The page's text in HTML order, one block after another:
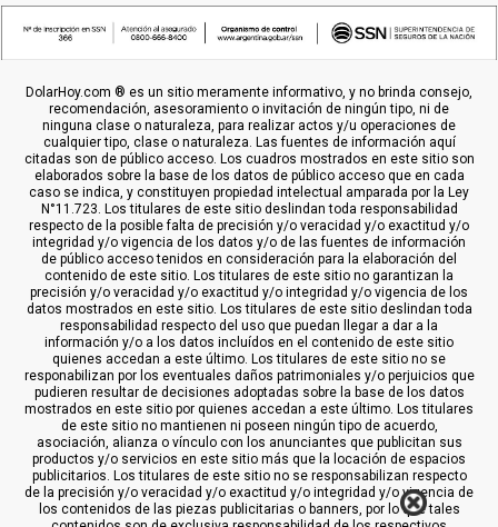
DolarHoy.com ® es un sitio meramente informativo, y no brinda consejo,
recomendación, asesoramiento o invitación de ningún tipo, ni de
ninguna clase o naturaleza, para realizar actos y/u operaciones de
cualquier tipo, clase o naturaleza. Las fuentes de información aquí
citadas son de público acceso. Los cuadros mostrados en este sitio son
elaborados sobre la base de los datos de público acceso que en cada
caso se indica, y constituyen propiedad intelectual amparada por la Ley
N°11.723. Los titulares de este sitio deslindan toda responsabilidad
respecto de la posible falta de precisión y/o veracidad y/o exactitud y/o
integridad y/o vigencia de los datos y/o de las fuentes de información
de público acceso tenidos en consideración para la elaboración del
contenido de este sitio. Los titulares de este sitio no garantizan la
precisión y/o veracidad y/o exactitud y/o integridad y/o vigencia de los
datos mostrados en este sitio. Los titulares de este sitio deslindan toda
responsabilidad respecto del uso que puedan llegar a dar a la
información y/o a los datos incluídos en el contenido de este sitio
quienes accedan a este último. Los titulares de este sitio no se
responabilizan por los eventuales daños patrimoniales y/o perjuicios que
pudieren resultar de decisiones adoptadas sobre la base de los datos
mostrados en este sitio por quienes accedan a este último. Los titulares
de este sitio no mantienen ni poseen ningún tipo de acuerdo,
asociación, alianza o vínculo con los anunciantes que publicitan sus
productos y/o servicios en este sitio más que la locación de espacios
publicitarios. Los titulares de este sitio no se responsabilizan respecto
de la precisión y/o veracidad y/o exactitud y/o integridad y/o vigencia de
los contenidos de las piezas publicitarias o banners, por lo que tales